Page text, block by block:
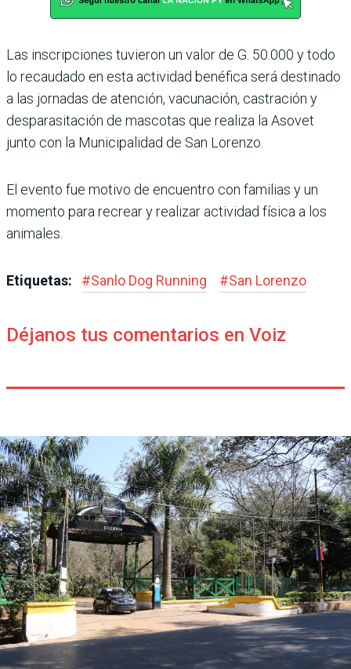
Las inscripciones tuvieron un valor de G. 50.000 y todo
lo recaudado en esta actividad benéfica será destinado
a las jornadas de atención, vacunación, castración y
desparasitación de mascotas que realiza la Asovet
junto con la Municipalidad de San Lorenzo.
El evento fue motivo de encuentro con familias y un
momento para recrear y realizar actividad física a los
animales.
Etiquetas: #Sanlo Dog Running #San Lorenzo
Déjanos tus comentarios en Voiz